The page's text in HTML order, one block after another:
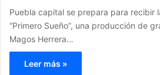
Puebla capital se prepara para recibir
“Primero Sueño”, una producción de
Magos Herrera…
Leer más »